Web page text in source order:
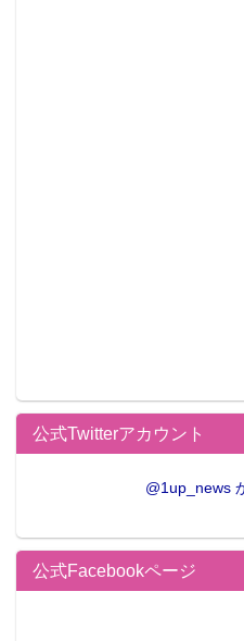
公式Twitterアカウント
@1up_news
公式Facebookページ